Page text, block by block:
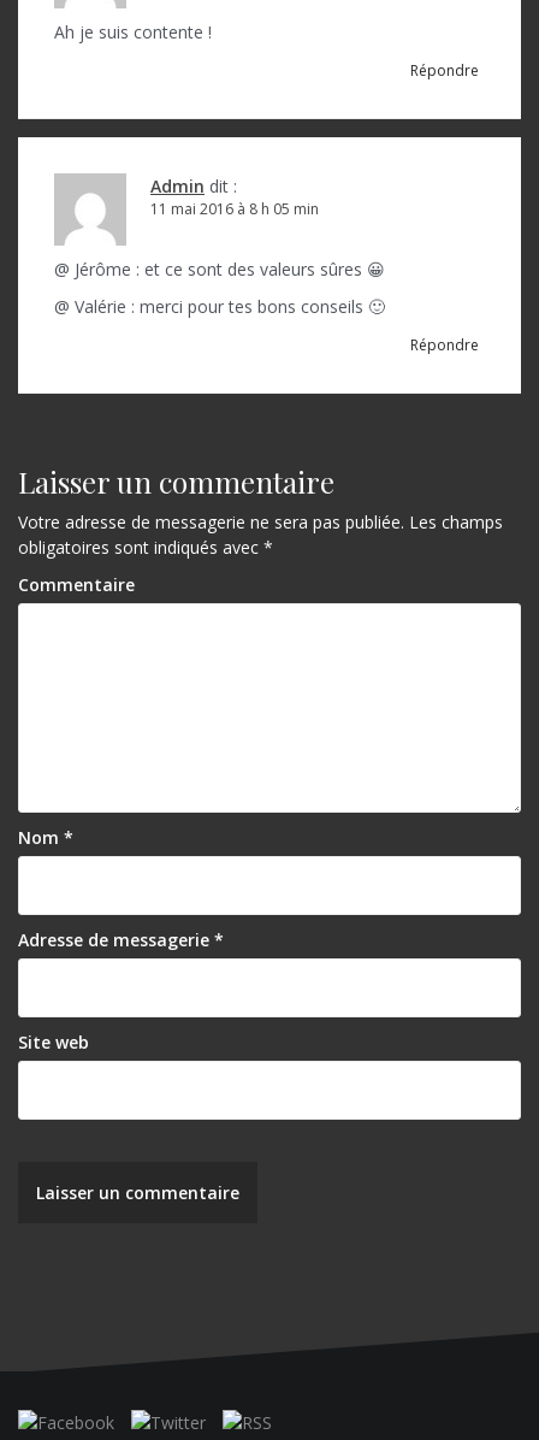
Ah je suis contente !
Répondre
Admin dit :
11 mai 2016 à 8 h 05 min
@ Jérôme : et ce sont des valeurs sûres 😀
@ Valérie : merci pour tes bons conseils 🙂
Répondre
Laisser un commentaire
Votre adresse de messagerie ne sera pas publiée. Les champs
obligatoires sont indiqués avec *
Commentaire
Nom *
Adresse de messagerie *
Site web